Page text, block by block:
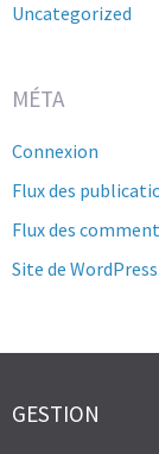
Uncategorized
MÉTA
Connexion
Flux des
Flux des
Site de
GESTION